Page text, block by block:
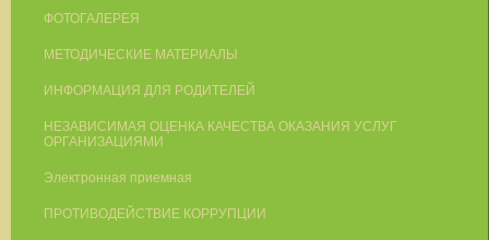
ФОТОГАЛЕРЕЯ
МЕТОДИЧЕСКИЕ МАТЕРИАЛЫ
ИНФОРМАЦИЯ ДЛЯ РОДИТЕЛЕЙ
НЕЗАВИСИМАЯ ОЦЕНКА КАЧЕСТВА ОКАЗАНИЯ УСЛУГ
ОРГАНИЗАЦИЯМИ
Электронная приемная
ПРОТИВОДЕЙСТВИЕ КОРРУПЦИИ